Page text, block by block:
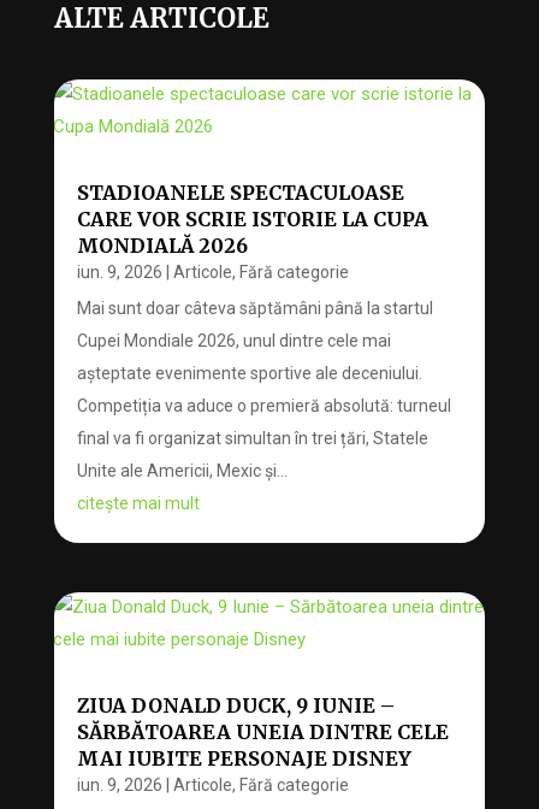
ALTE ARTICOLE
STADIOANELE SPECTACULOASE
CARE VOR SCRIE ISTORIE LA CUPA
MONDIALĂ 2026
iun. 9, 2026 Articole, Fără categorie
Mai sunt doar câteva săptămâni până la startul
Cupei Mondiale 2026, unul dintre cele mai
așteptate evenimente sportive ale deceniului.
Competiția va aduce o premieră absolută: turneul
final va fi organizat simultan în trei țări, Statele
Unite ale Americii, Mexic și...
citește mai mult
ZIUA DONALD DUCK, 9 IUNIE –
SĂRBĂTOAREA UNEIA DINTRE CELE
MAI IUBITE PERSONAJE DISNEY
iun. 9, 2026 Articole, Fără categorie